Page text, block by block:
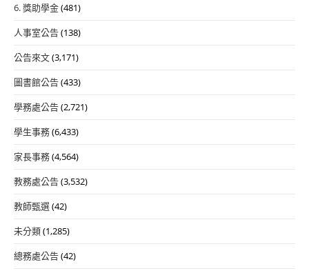
6. 獎助學金(481)
人事室公告(138)
公告來文(3,171)
圖書館公告(433)
學務處公告(2,721)
學生事務(6,433)
家長事務(4,564)
教務處公告(3,532)
教師甄選(42)
未分類(1,285)
總務處公告(42)